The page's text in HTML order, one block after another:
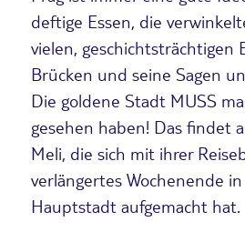
deftige Essen, die
vielen, geschichtsträchtigen
Brücken und seine Sagen
Die goldene Stadt MUSS
gesehen haben! Das findet
Meli, die sich mit ihrer
verlängertes Wochenende
Hauptstadt aufgemacht hat.